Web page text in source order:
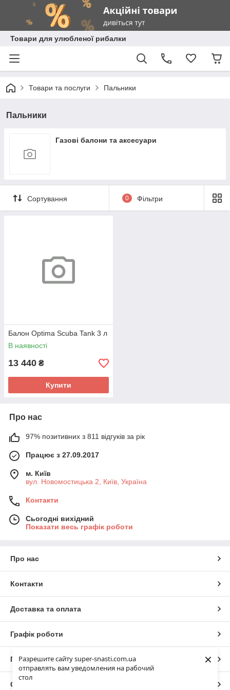
Разрешите сайту super-snasti.com.ua
отправлять вам уведомления на рабочий
стол
×
Товари для улюбленої рибалки
Товари та послуги Пальники
Пальники
Газові балони та аксесуари
Сортування 0 Фільтри
Балон Optima Scuba Tank 3 л
В наявності
13 440 ₴
Купити
Про нас
97% позитивних з 811 відгуків за рік
Працює з 27.09.2017
м. Київ
вул. Новомостицька 2, Київ, Україна
Контакти
Сьогодні вихідний
Показати весь графік роботи
Про нас
Контакти
Доставка та оплата
Графік роботи
Повна версія сайту
Сайт створено на маркетплейсі